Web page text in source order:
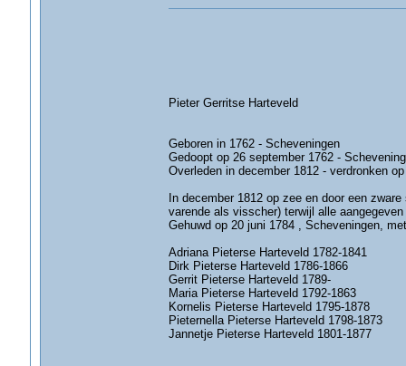
Pieter Gerritse Harteveld
Geboren in 1762 - Scheveningen
Gedoopt op 26 september 1762 -
Overleden in december 1812 - verdronken
In december 1812 op zee en door een
varende als visscher) terwijl alle
Gehuwd op 20 juni 1784 , Scheveningen,
Adriana Pieterse Harteveld 1782-1841
Dirk Pieterse Harteveld 1786-1866
Gerrit Pieterse Harteveld 1789-
Maria Pieterse Harteveld 1792-1863
Kornelis Pieterse Harteveld 1795-1878
Pieternella Pieterse Harteveld 1798-1873
Jannetje Pieterse Harteveld 1801-1877